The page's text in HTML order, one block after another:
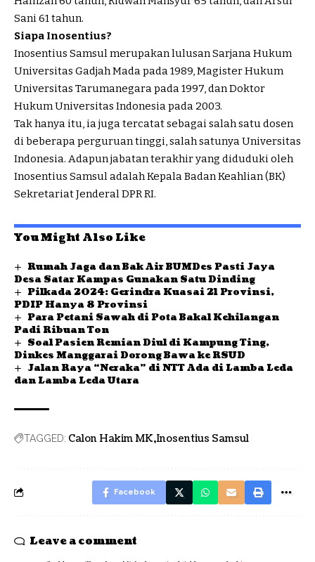
Sani 61 tahun.
Siapa Inosentius?
Inosentius Samsul merupakan lulusan Sarjana Hukum
Universitas Gadjah Mada pada 1989, Magister Hukum
Universitas Tarumanegara pada 1997, dan Doktor
Hukum Universitas Indonesia pada 2003.
Tak hanya itu, ia juga tercatat sebagai salah satu dosen
di beberapa perguruan tinggi, salah satunya Universitas
Indonesia. Adapun jabatan terakhir yang diduduki oleh
Inosentius Samsul adalah Kepala Badan Keahlian (BK)
Sekretariat Jenderal DPR RI.
You Might Also Like
Rumah Jaga dan Bak Air BUMDes Pasti Jaya
Desa Satar Kampas Gunakan Satu Dinding
Pilkada 2024: Gerindra Kuasai 21 Provinsi,
PDIP Hanya 8 Provinsi
Para Petani Sawah di Pota Bakal Kehilangan
Padi Ribuan Ton
Soal Pasien Remian Diul di Kampung Ting,
Dinkes Manggarai Dorong Bawa ke RSUD
Jalan Raya “Neraka” di NTT Ada di Lamba Leda
dan Lamba Leda Utara
TAGGED: Calon Hakim MK Inosentius Samsul
Facebook
Leave a comment